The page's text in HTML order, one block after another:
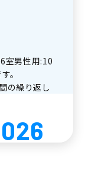
室男性用:10
。
の繰り返し